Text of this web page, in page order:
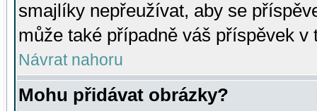
smajlíky nepřeužívat, aby se
může také případně váš příspěvek v
Návrat nahoru
Mohu přidávat obrázky?